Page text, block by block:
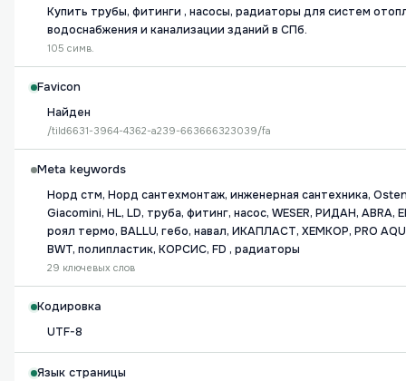
Купить трубы, фитинги , насосы, радиаторы для систем
водоснабжения и канализации зданий в СПб.
105 симв.
Favicon
Найден
/tild6631-3964-4362-a239-663666323039/fa
Meta keywords
Норд стм, Норд сантехмонтаж, инженерная сантехника,
Giacomini, HL, LD, труба, фитинг, насос, WESER, РИДАН, ABRA,
роял термо, BALLU, гебо, навал, ИКАПЛАСТ, ХЕМКОР, PRO
BWT, полипластик, КОРСИС, FD , радиаторы
29 ключевых слов
Кодировка
UTF-8
Язык страницы